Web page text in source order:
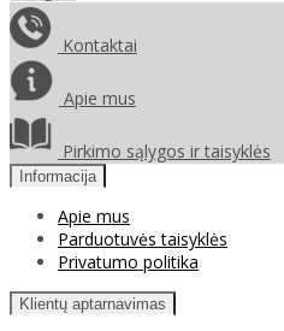
Kontaktai
Apie mus
Pirkimo sąlygos ir taisyklės
Informacija
Apie mus
Parduotuvės taisyklės
Privatumo politika
Klientų aptarnavimas